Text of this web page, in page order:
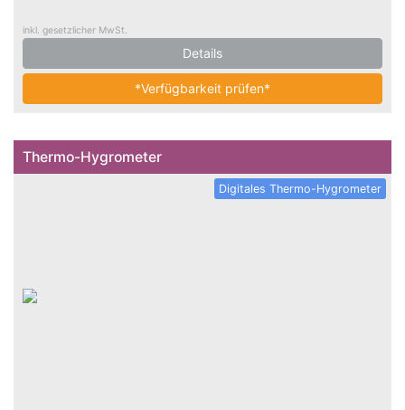
inkl. gesetzlicher MwSt.
Details
*Verfügbarkeit prüfen*
Thermo-Hygrometer
Digitales Thermo-Hygrometer